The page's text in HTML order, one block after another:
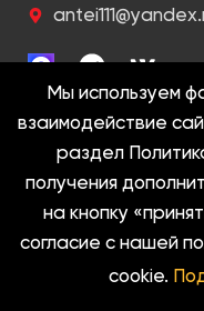
2005-2022 @
Политика
Мы используем
взаимодействие
раздел
получения
на кнопку
согласие с нашей
cookie.